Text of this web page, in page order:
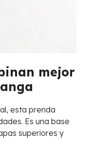
mejor
esta prenda
Es una base
superiores y